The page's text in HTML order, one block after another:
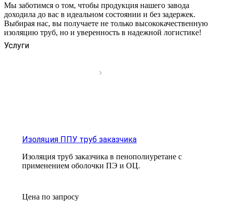
Мы заботимся о том, чтобы продукция нашего завода
доходила до вас в идеальном состоянии и без задержек.
Выбирая нас, вы получаете не только высококачественную
изоляцию труб, но и уверенность в надежной логистике!
Услуги
Изоляция ППУ труб заказчика
Изоляция труб заказчика в пенополиуретане с
применением оболочки ПЭ и ОЦ.
Цена по запросу